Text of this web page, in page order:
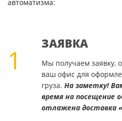
автоматизма:
1
ЗАЯВКА
Мы получаем заявку,
ваш офис для
груза. На заметку!
время на посещение
отлажена доставка